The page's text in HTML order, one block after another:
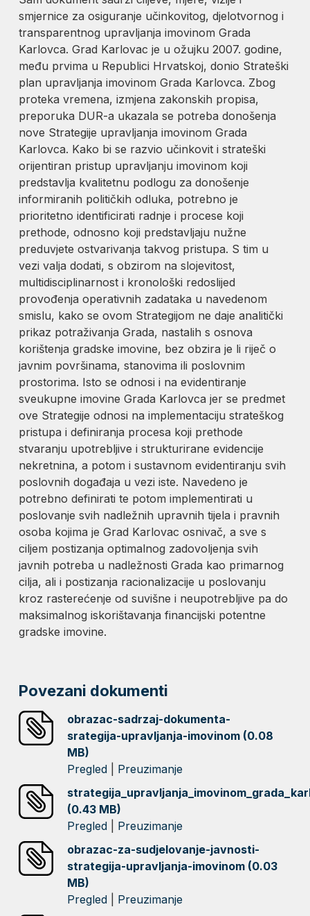
smjernice za osiguranje učinkovitog, djelotvornog i
transparentnog upravljanja imovinom Grada
Karlovca. Grad Karlovac je u ožujku 2007. godine,
među prvima u Republici Hrvatskoj, donio Strateški
plan upravljanja imovinom Grada Karlovca. Zbog
proteka vremena, izmjena zakonskih propisa,
preporuka DUR-a ukazala se potreba donošenja
nove Strategije upravljanja imovinom Grada
Karlovca. Kako bi se razvio učinkovit i strateški
orijentiran pristup upravljanju imovinom koji
predstavlja kvalitetnu podlogu za donošenje
informiranih političkih odluka, potrebno je
prioritetno identificirati radnje i procese koji
prethode, odnosno koji predstavljaju nužne
preduvjete ostvarivanja takvog pristupa. S tim u
vezi valja dodati, s obzirom na slojevitost,
multidisciplinarnost i kronološki redoslijed
provođenja operativnih zadataka u navedenom
smislu, kako se ovom Strategijom ne daje analitički
prikaz potraživanja Grada, nastalih s osnova
korištenja gradske imovine, bez obzira je li riječ o
javnim površinama, stanovima ili poslovnim
prostorima. Isto se odnosi i na evidentiranje
sveukupne imovine Grada Karlovca jer se predmet
ove Strategije odnosi na implementaciju strateškog
pristupa i definiranja procesa koji prethode
stvaranju upotrebljive i strukturirane evidencije
nekretnina, a potom i sustavnom evidentiranju svih
poslovnih događaja u vezi iste. Navedeno je
potrebno definirati te potom implementirati u
poslovanje svih nadležnih upravnih tijela i pravnih
osoba kojima je Grad Karlovac osnivač, a sve s
ciljem postizanja optimalnog zadovoljenja svih
javnih potreba u nadležnosti Grada kao primarnog
cilja, ali i postizanja racionalizacije u poslovanju
kroz rasterećenje od suvišne i neupotrebljive pa do
maksimalnog iskorištavanja financijski potentne
gradske imovine.
Povezani dokumenti
obrazac-sadrzaj-dokumenta-
srategija-upravljanja-imovinom (0.08
MB)
Pregled
Preuzimanje
(0.43 MB)
Pregled
Preuzimanje
obrazac-za-sudjelovanje-javnosti-
strategija-upravljanja-imovinom (0.03
MB)
Pregled
Preuzimanje